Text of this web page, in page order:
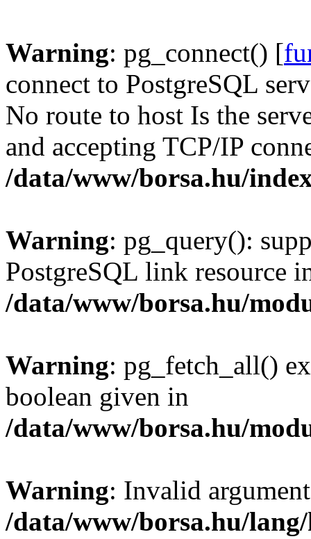
Warning: pg_connect() [
connect to PostgreSQL
No route to host Is the
and accepting TCP/IP
/data/www/borsa.hu/
Warning: pg_query():
PostgreSQL link resource
/data/www/borsa.hu/
Warning: pg_fetch_all()
boolean given in
/data/www/borsa.hu/
Warning: Invalid
/data/www/borsa.hu/